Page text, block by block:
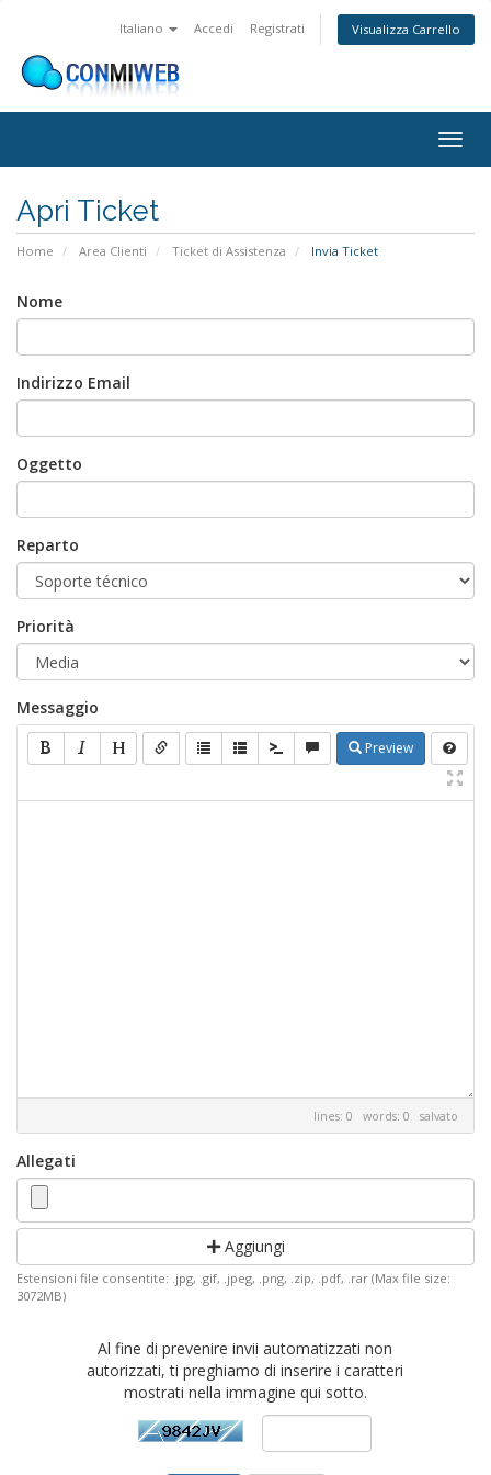
Italiano Accedi Registrati Visualizza Carrello
Apri Ticket
Home Area Clienti Ticket di Assistenza Invia Ticket
Nome
Indirizzo Email
Oggetto
Reparto
Priorità
Messaggio
Preview
lines: 0 words: 0 salvato
Allegati
Aggiungi
Estensioni file consentite: .jpg, .gif, .jpeg, .png, .zip, .pdf, .rar (Max file size:
3072MB)
Al fine di prevenire invii automatizzati non
autorizzati, ti preghiamo di inserire i caratteri
mostrati nella immagine qui sotto.